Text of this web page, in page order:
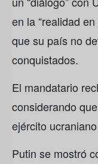
en la “realidad
que su país no
conquistados.
El mandatario
considerando
ejército
Putin se mostró